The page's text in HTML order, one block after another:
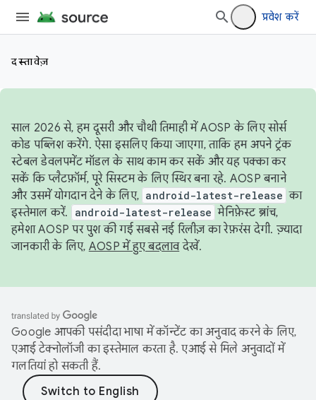
प्रवेश करें
दस्तावेज़
साल 2026 से, हम दूसरी और चौथी तिमाही में AOSP के लिए सोर्स
कोड पब्लिश करेंगे. ऐसा इसलिए किया जाएगा, ताकि हम अपने ट्रंक
स्टेबल डेवलपमेंट मॉडल के साथ काम कर सकें और यह पक्का कर
सकें कि प्लैटफ़ॉर्म, पूरे सिस्टम के लिए स्थिर बना रहे. AOSP बनाने
और उसमें योगदान देने के लिए, android-latest-release का
इस्तेमाल करें.
android-latest-release मेनिफ़ेस्ट ब्रांच,
हमेशा AOSP पर पुश की गई सबसे नई रिलीज़ का रेफ़रंस देगी. ज़्यादा
जानकारी के लिए, AOSP में हुए बदलावदेखें.
Google आपकी पसंदीदा भाषा में कॉन्टेंट का अनुवाद करने के लिए,
एआई टेक्नोलॉजी का इस्तेमाल करता है. एआई से मिले अनुवादों में
गलतियां हो सकती हैं.